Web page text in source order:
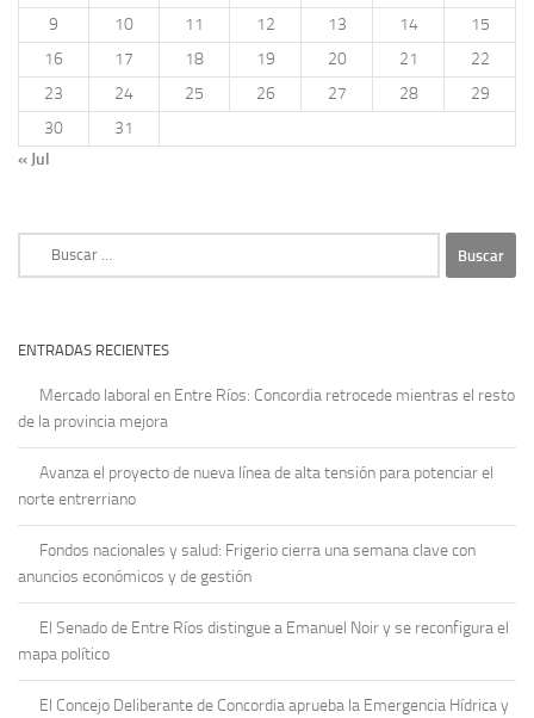
9
10 11 12 13 14
15
16
17 18 19 20 21
22
23
24 25 26 27 28
29
30
31
« Jul
ENTRADAS RECIENTES
Mercado laboral en Entre Ríos: Concordia retrocede mientras el resto
de la provincia mejora
Avanza el proyecto de nueva línea de alta tensión para potenciar el
norte entrerriano
Fondos nacionales y salud: Frigerio cierra una semana clave con
anuncios económicos y de gestión
El Senado de Entre Ríos distingue a Emanuel Noir y se reconfigura el
mapa político
El Concejo Deliberante de Concordia aprueba la Emergencia Hídrica y